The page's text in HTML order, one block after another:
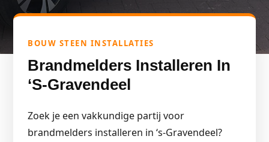
BOUW STEEN INSTALLATIES
Brandmelders Installeren In
‘s-Gravendeel
Zoek je een vakkundige partij voor
brandmelders installeren in ‘s-Gravendeel?